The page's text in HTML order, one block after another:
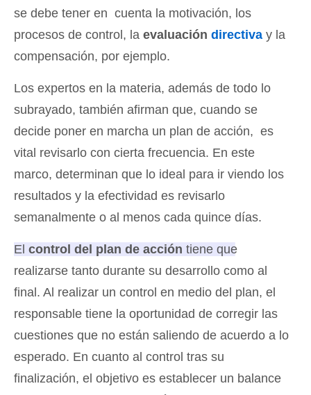
se debe tener en cuenta la motivación, los
procesos de control, la evaluación directiva y la
compensación, por ejemplo.
Los expertos en la materia, además de todo lo
subrayado, también afirman que, cuando se
decide poner en marcha un plan de acción, es
vital revisarlo con cierta frecuencia. En este
marco, determinan que lo ideal para ir viendo los
resultados y la efectividad es revisarlo
semanalmente o al menos cada quince días.
El control del plan de acción tiene que
realizarse tanto durante su desarrollo como al
final . Al realizar un control en medio del plan, el
responsable tiene la oportunidad de corregir las
cuestiones que no están saliendo de acuerdo a lo
esperado. En cuanto al control tras su
finalización, el objetivo es establecer un balance